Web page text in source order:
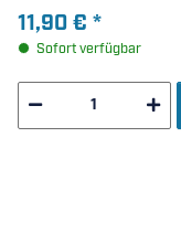
11,90 € *
Sofort verfügbar